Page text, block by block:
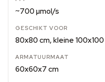
~700 µmol/s
80x80 cm, kleine 100x100
60x60x7 cm